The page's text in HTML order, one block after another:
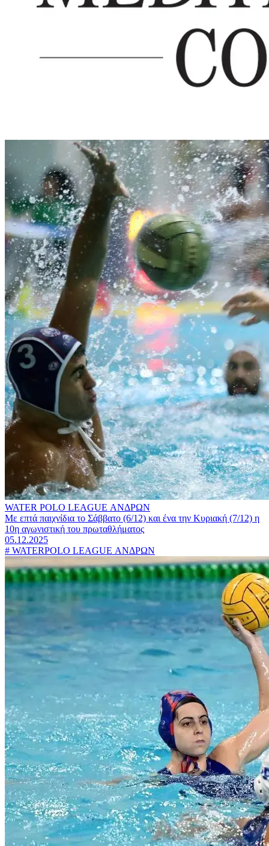
WATER POLO LEAGUE ΑΝΔΡΩΝ
Με επτά παιχνίδια το Σάββατο (6/12) και ένα την Κυριακή (7/12) η
10η αγωνιστική του πρωταθλήματος
05.12.2025
# WATERPOLO LEAGUE ΑΝΔΡΩΝ